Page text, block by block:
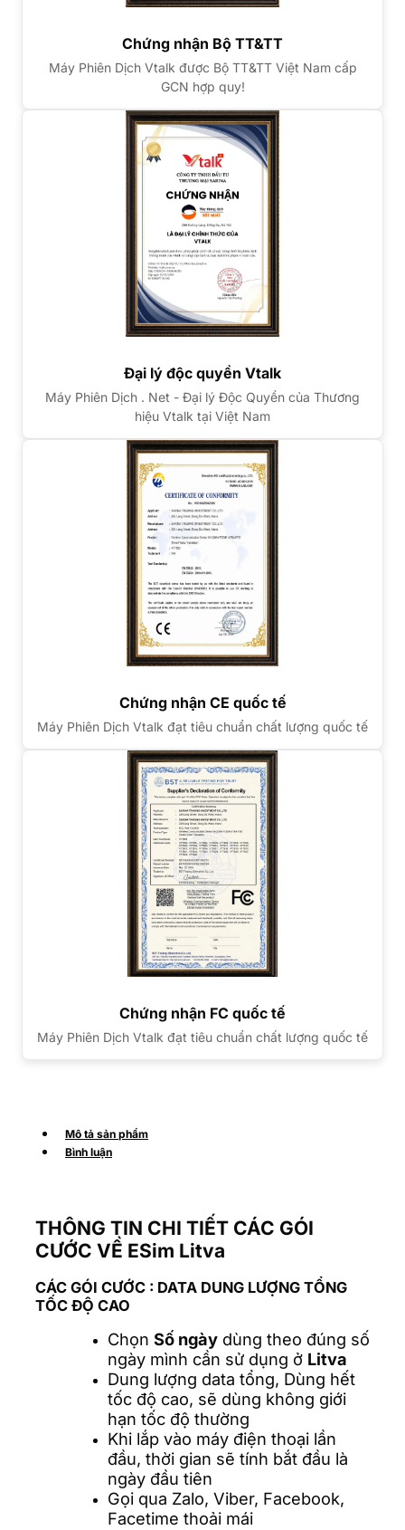
Chứng nhận Bộ TT&TT
Máy Phiên Dịch Vtalk được Bộ TT&TT Việt Nam cấp
GCN hợp quy!
Đại lý độc quyền Vtalk
Máy Phiên Dịch . Net - Đại lý Độc Quyền của Thương
hiệu Vtalk tại Việt Nam
Chứng nhận CE quốc tế
Máy Phiên Dịch Vtalk đạt tiêu chuẩn chất lượng quốc tế
Chứng nhận FC quốc tế
Máy Phiên Dịch Vtalk đạt tiêu chuẩn chất lượng quốc tế
Mô tả sản phẩm
Bình luận
THÔNG TIN CHI TIẾT CÁC GÓI
CƯỚC VỀ ESim Litva
CÁC GÓI CƯỚC : DATA DUNG LƯỢNG TỔNG
TỐC ĐỘ CAO
Chọn Số ngày dùng theo đúng số
ngày mình cần sử dụng ở Litva
Dung lượng data tổng, Dùng hết
tốc độ cao, sẽ dùng không giới
hạn tốc độ thường
Khi lắp vào máy điện thoại lần
đầu, thời gian sẽ tính bắt đầu là
ngày đầu tiên
Gọi qua Zalo, Viber, Facebook,
Facetime thoải mái